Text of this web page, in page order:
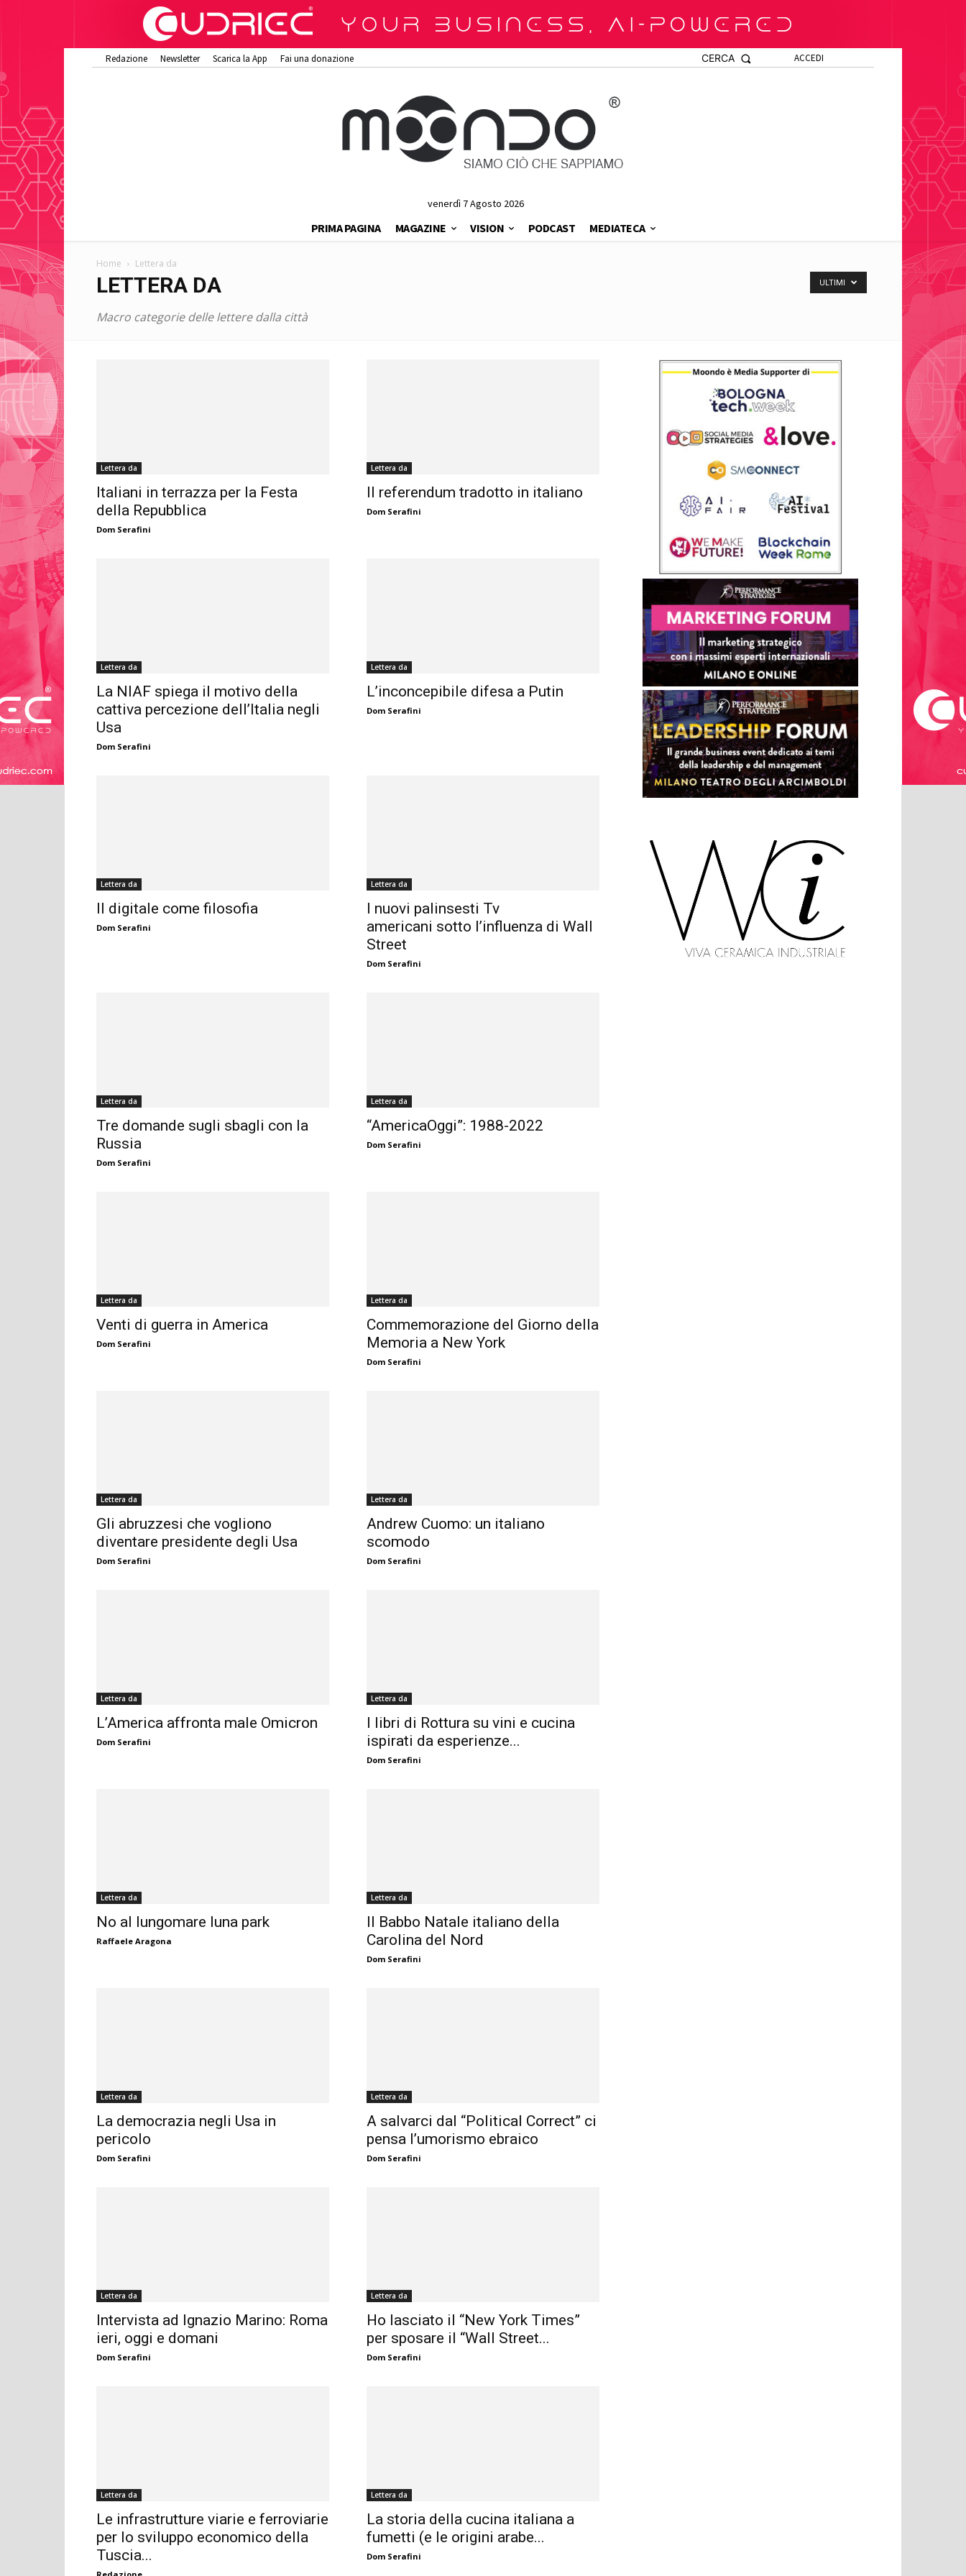
Redazione Newsletter Scarica la App Fai una donazione ACCEDI
CERCA
venerdì 7 Agosto 2026
PRIMA PAGINA MAGAZINE VISION PODCAST MEDIATECA
Home Lettera da
LETTERA DA
Macro categorie delle lettere dalla città
ULTIMI
Lettera da
Italiani in terrazza per la Festa
della Repubblica
Dom Serafini
Lettera da
Il referendum tradotto in italiano
Dom Serafini
Lettera da
La NIAF spiega il motivo della
cattiva percezione dell’Italia negli
Usa
Dom Serafini
Lettera da
L’inconcepibile difesa a Putin
Dom Serafini
Lettera da
Il digitale come filosofia
Dom Serafini
Lettera da
I nuovi palinsesti Tv
americani sotto l’influenza di Wall
Street
Dom Serafini
Lettera da
Tre domande sugli sbagli con la
Russia
Dom Serafini
Lettera da
“AmericaOggi”: 1988-2022
Dom Serafini
Lettera da
Venti di guerra in America
Dom Serafini
Lettera da
Commemorazione del Giorno della
Memoria a New York
Dom Serafini
Lettera da
Gli abruzzesi che vogliono
diventare presidente degli Usa
Dom Serafini
Lettera da
Andrew Cuomo: un italiano
scomodo
Dom Serafini
Lettera da
L’America affronta male Omicron
Dom Serafini
Lettera da
I libri di Rottura su vini e cucina
ispirati da esperienze...
Dom Serafini
Lettera da
No al lungomare luna park
Raffaele Aragona
Lettera da
Il Babbo Natale italiano della
Carolina del Nord
Dom Serafini
Lettera da
La democrazia negli Usa in
pericolo
Dom Serafini
Lettera da
A salvarci dal “Political Correct” ci
pensa l’umorismo ebraico
Dom Serafini
Lettera da
Intervista ad Ignazio Marino: Roma
ieri, oggi e domani
Dom Serafini
Lettera da
Ho lasciato il “New York Times”
per sposare il “Wall Street...
Dom Serafini
Lettera da
Le infrastrutture viarie e ferroviarie
per lo sviluppo economico della
Tuscia...
Lettera da
La storia della cucina italiana a
fumetti (e le origini arabe...
Dom Serafini